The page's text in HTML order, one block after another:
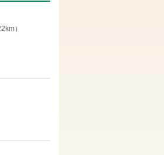
）